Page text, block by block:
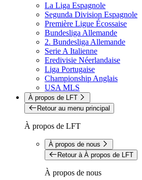
La Liga Espagnole
Segunda Division Espagnole
Première Ligue Écossaise
Bundesliga Allemande
2. Bundesliga Allemande
Serie A Italienne
Eredivisie Néerlandaise
Liga Portugaise
Championship Anglais
USA MLS
À propos de LFT
Retour au menu principal
À propos de LFT
À propos de nous
Retour à À propos de LFT
À propos de nous